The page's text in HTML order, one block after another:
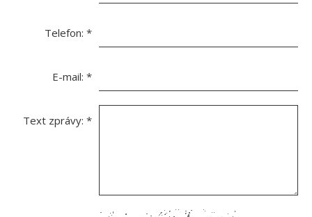
Telefon: *
E-mail: *
Text zprávy: *